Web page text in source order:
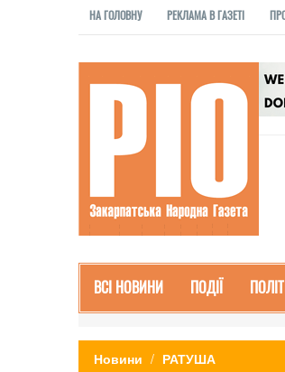
НА ГОЛОВНУ РЕКЛАМА В ГАЗЕТІ
ВСІ НОВИНИ ПОДІЇ
Новини РАТУША